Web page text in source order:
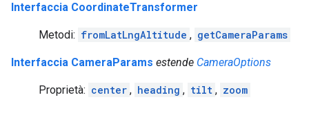
Interfaccia CoordinateTransformer
Metodi: fromLatLngAltitude , getCameraParams
Interfaccia CameraParams estende CameraOptions
Proprietà: center , heading , tilt , zoom